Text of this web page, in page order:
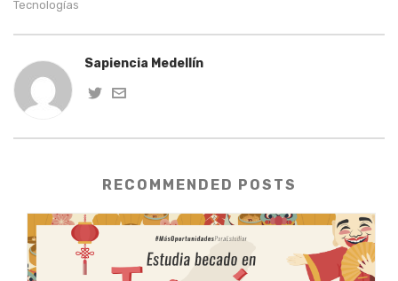
Tecnologías
Sapiencia Medellín
RECOMMENDED POSTS